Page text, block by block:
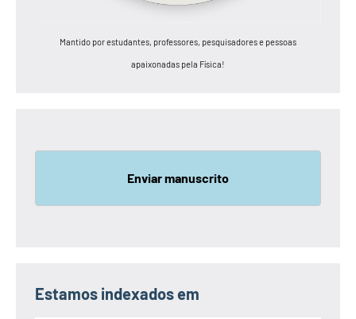
Mantido por estudantes, professores, pesquisadores e pessoas
apaixonadas pela Física!
Enviar manuscrito
Estamos indexados em